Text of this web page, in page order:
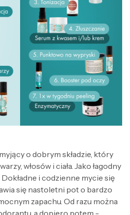
o dobrym składzie, który
włosów i ciała. Jako łagodny
i codzienne mycie się
się nastoletni pot o bardzo
zapachu. Od razu można